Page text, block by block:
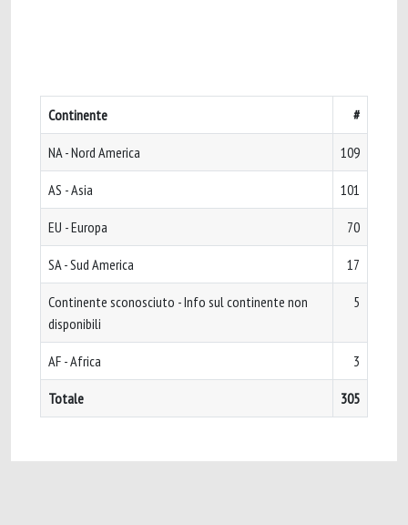
Continente #
NA - Nord America 109
AS - Asia 101
EU - Europa 70
SA - Sud America 17
Continente sconosciuto - Info sul continente non
disponibili
5
AF - Africa 3
Totale 305